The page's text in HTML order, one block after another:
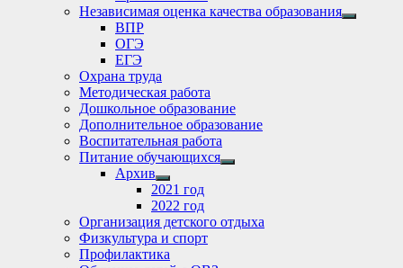
Независимая оценка качества образования
Show
ВПР
ОГЭ
ЕГЭ
Охрана труда
Методическая работа
Дошкольное образование
Дополнительное образование
Воспитательная работа
Питание обучающихся
Show
Архив
Show
sub
menu
2021 год
2022 год
Организация детского отдыха
Физкультура и спорт
Профилактика